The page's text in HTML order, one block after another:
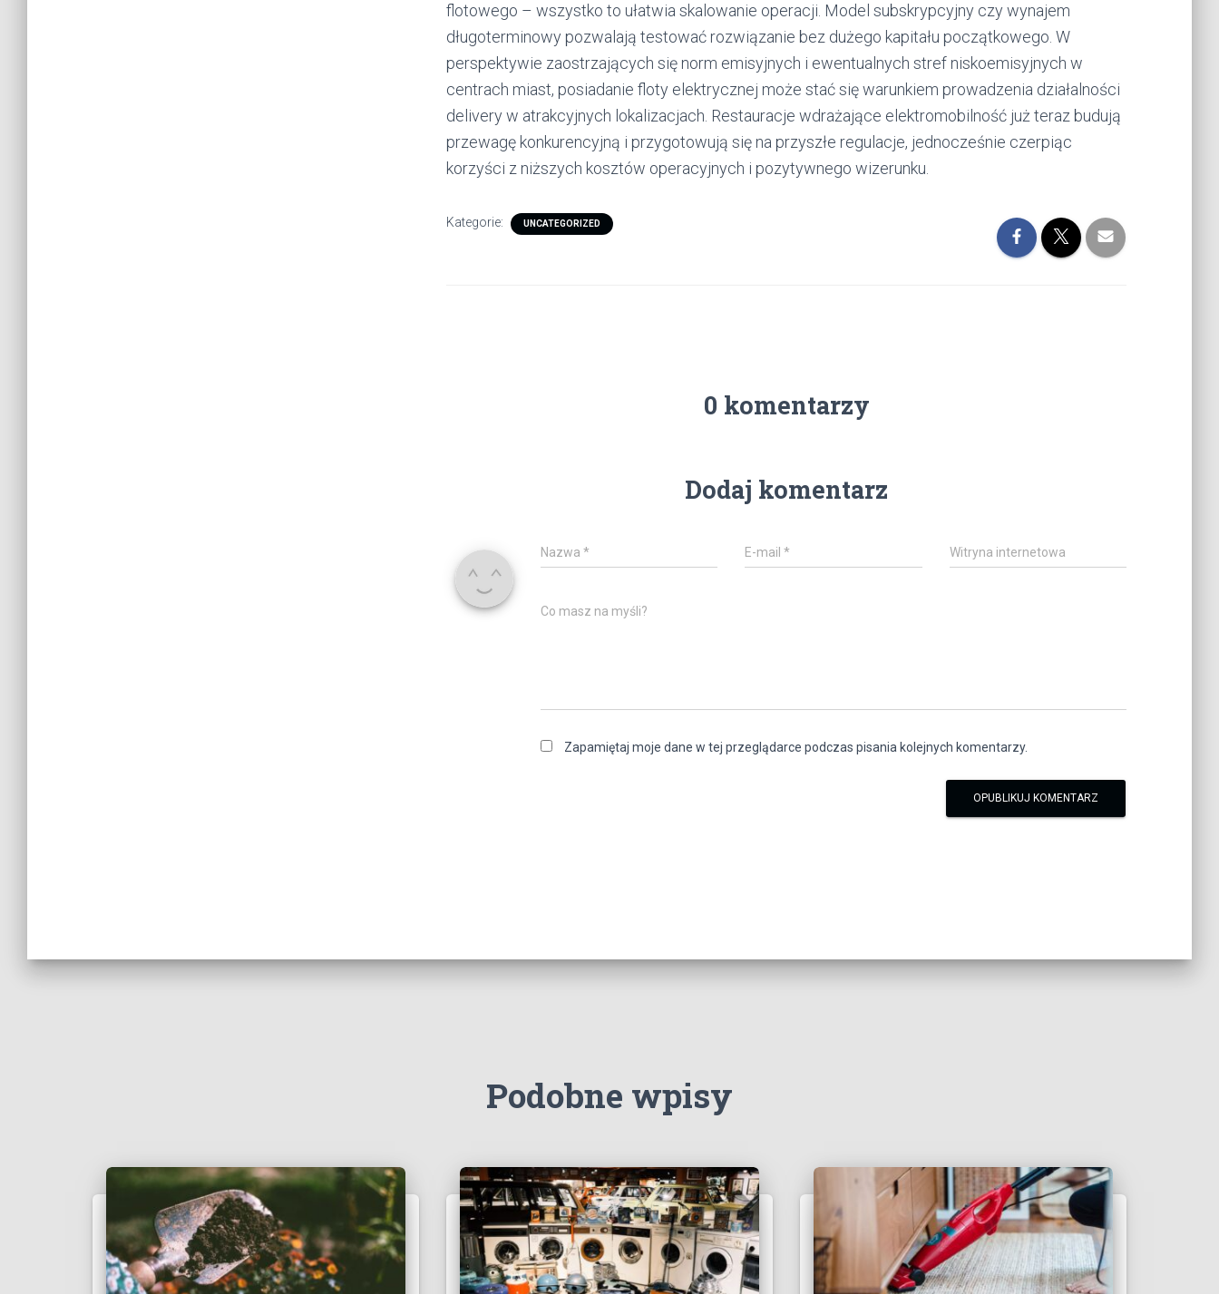
flotowego – wszystko to ułatwia skalowanie operacji. Model subskrypcyjny czy wynajem
długoterminowy pozwalają testować rozwiązanie bez dużego kapitału początkowego. W
perspektywie zaostrzających się norm emisyjnych i ewentualnych stref niskoemisyjnych w
centrach miast, posiadanie floty elektrycznej może stać się warunkiem prowadzenia działalności
delivery w atrakcyjnych lokalizacjach. Restauracje wdrażające elektromobilność już teraz budują
przewagę konkurencyjną i przygotowują się na przyszłe regulacje, jednocześnie czerpiąc
korzyści z niższych kosztów operacyjnych i pozytywnego wizerunku.
Kategorie: UNCATEGORIZED
0 komentarzy
Dodaj komentarz
Nazwa * E-mail* Witryna internetowa
Co masz na myśli?
Zapamiętaj moje dane w tej przeglądarce podczas pisania kolejnych komentarzy.
Podobne wpisy